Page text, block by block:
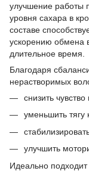
улучшение работы
уровня сахара в
составе
ускорению обмена
длительное время.
Благодаря
нерастворимых
снизить
уменьшить тягу
улучшить
Идеально подходит